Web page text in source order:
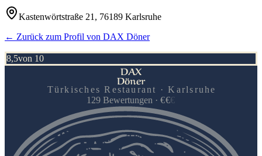
Kastenwörtstraße 21, 76189 Karlsruhe
← Zurück zum Profil von DAX Döner
8,5von 10
DAX
Döner
Türkisches Restaurant · Karlsruhe
129 Bewertungen ·€€€